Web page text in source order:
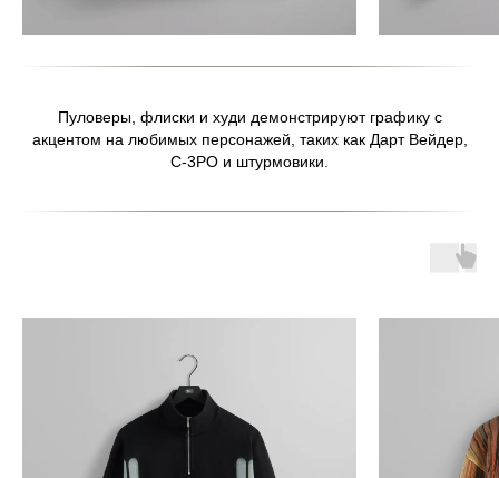
Пуловеры, флиски и худи демонстрируют графику с
акцентом на любимых персонажей, таких как Дарт Вейдер,
С-3PO и штурмовики.